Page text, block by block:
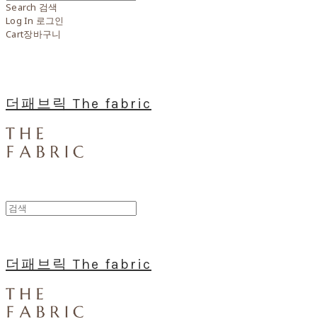
Search 검색
Log In 로그인
Cart장바구니
더패브릭 The fabric
더패브릭 The fabric